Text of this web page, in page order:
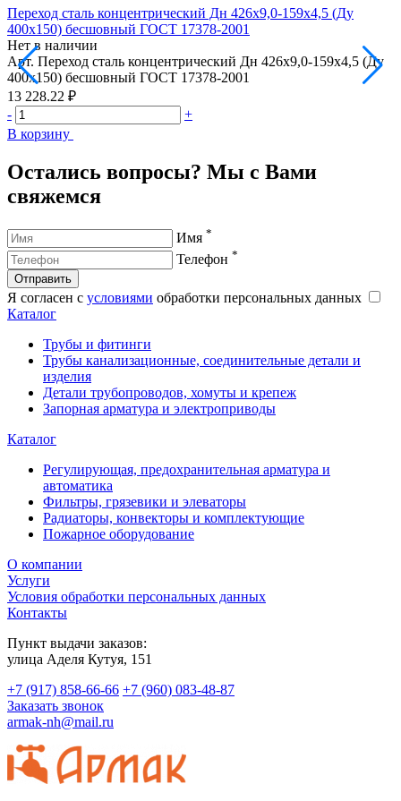
Переход сталь концентрический Дн 426х9,0-159х4,5 (Ду
400х150) бесшовный ГОСТ 17378-2001
Нет в наличии
Арт. Переход сталь концентрический Дн 426х9,0-159х4,5 (Ду
400х150) бесшовный ГОСТ 17378-2001
13 228.22 ₽
-
+
В корзину
Остались вопросы? Мы с Вами
свяжемся
Имя *
Телефон *
Отправить
Я согласен с условиями обработки персональных данных
Каталог
Трубы и фитинги
Трубы канализационные, соединительные детали и
изделия
Детали трубопроводов, хомуты и крепеж
Запорная арматура и электроприводы
Каталог
Регулирующая, предохранительная арматура и
автоматика
Фильтры, грязевики и элеваторы
Радиаторы, конвекторы и комплектующие
Пожарное оборудование
О компании
Услуги
Условия обработки персональных данных
Контакты
Пункт выдачи заказов:
​улица Аделя Кутуя, 151
+7 (917) 858-66-66 +7 (960) 083-48-87
Заказать звонок
armak-nh@mail.ru